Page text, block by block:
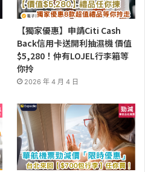
【獨家優惠】申請Citi Cash
Back信用卡送開利抽濕機 價值
$5,280！仲有LOJEL行李箱等
你拎
2026 年 4 月 4 日